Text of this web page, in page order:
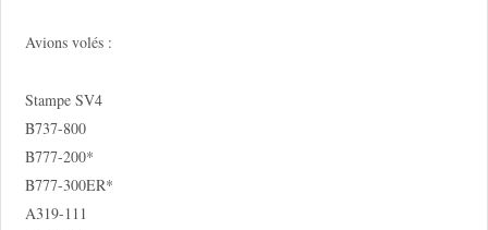
Avions volés :
Stampe SV4
B737-800
B777-200*
B777-300ER*
A319-111